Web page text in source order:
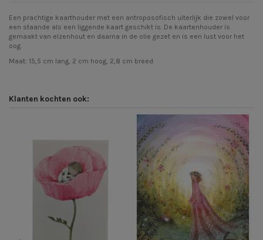
Een prachtige kaarthouder met een antroposofisch uiterlijk die zowel voor
een staande als een liggende kaart geschikt is. De kaartenhouder is
gemaakt van elzenhout en daarna in de olie gezet en is een lust voor het
oog.
Maat: 15,5 cm lang, 2 cm hoog, 2,8 cm breed
Klanten kochten ook: